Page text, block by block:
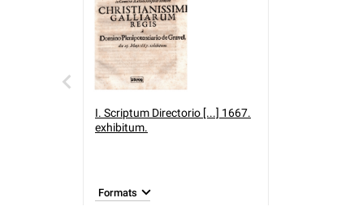
I. Scriptum Directorio [...] 1667.
exhibitum.
Formats